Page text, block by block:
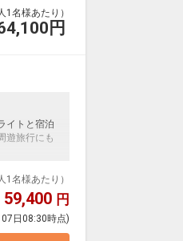
1名様あたり）
円
イトと宿泊
遊旅行にも
。
ランもござ
1名様あたり）
59,400 円
日08:30時点)